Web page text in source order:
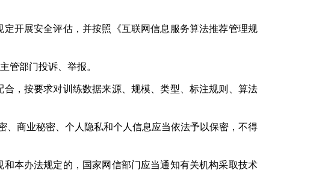
开展安全评估，并按照《互联网信息服务算法推荐管理规
管部门投诉、举报。
，按要求对训练数据来源、规模、类型、标注规则、算法
商业秘密、个人隐私和个人信息应当依法予以保密，不得
本办法规定的，国家网信部门应当通知有关机构采取技术